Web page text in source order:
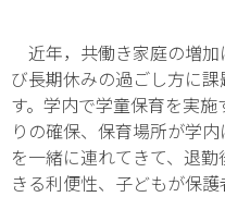
近年，共働き家庭の増加
び長期休みの過ごし方に
す。学内で学童保育を実
りの確保、保育場所が学
を一緒に連れてきて、退
きる利便性、子どもが保